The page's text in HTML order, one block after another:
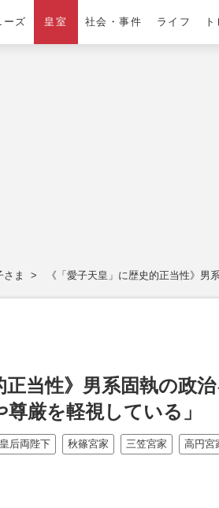
ーズ 皇室 社会・事件 ライフ
さま 《「愛子天皇」に歴史的正当性》
当性》男系固執の政治
厳を軽視している」
后両陛下 秋篠宮家 三笠宮家 高円宮